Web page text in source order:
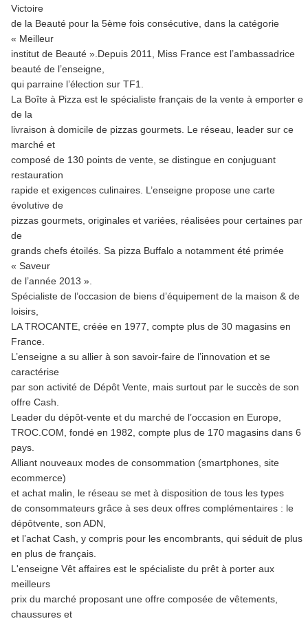
Victoire
de la Beauté pour la 5ème fois consécutive, dans la catégorie
« Meilleur
institut de Beauté ».Depuis 2011, Miss France est l’ambassadrice
beauté de l’enseigne,
qui parraine l’élection sur TF1.
La Boîte à Pizza est le spécialiste français de la vente à emporter et
de la
livraison à domicile de pizzas gourmets. Le réseau, leader sur ce
marché et
composé de 130 points de vente, se distingue en conjuguant
restauration
rapide et exigences culinaires. L’enseigne propose une carte
évolutive de
pizzas gourmets, originales et variées, réalisées pour certaines par
de
grands chefs étoilés. Sa pizza Buffalo a notamment été primée
« Saveur
de l’année 2013 ».
Spécialiste de l’occasion de biens d’équipement de la maison & de
loisirs,
LA TROCANTE, créée en 1977, compte plus de 30 magasins en
France.
L’enseigne a su allier à son savoir-faire de l’innovation et se
caractérise
par son activité de Dépôt Vente, mais surtout par le succès de son
offre Cash.
Leader du dépôt-vente et du marché de l’occasion en Europe,
TROC.COM, fondé en 1982, compte plus de 170 magasins dans 6
pays.
Alliant nouveaux modes de consommation (smartphones, site
ecommerce)
et achat malin, le réseau se met à disposition de tous les types
de consommateurs grâce à ses deux offres complémentaires : le
dépôtvente, son ADN,
et l’achat Cash, y compris pour les encombrants, qui séduit de plus
en plus de français.
L'enseigne Vêt affaires est le spécialiste du prêt à porter aux
meilleurs
prix du marché proposant une offre composée de vêtements,
chaussures et